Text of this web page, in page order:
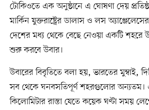
টোকিওতে এক অনুষ্ঠানে এ ঘোষণা দেয়
মার্কিন যুক্তরাষ্ট্রের ডালাস ও লস
দেশের মধ্য থেকে বেছে নেওয়া একটি শহরে
শুরু করবে উবার।
উবারের বিবৃতিতে বলা হয়, ভারতের মুম্বাই,
সব থেকে ঘনবসতিপূর্ণ শহরগুলোর
কিলোমিটার রাস্তা যেতে কয়েক ঘণ্টা সময়